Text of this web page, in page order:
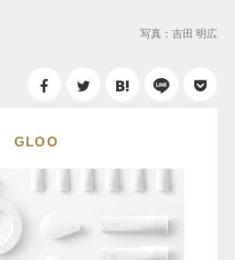
写真：吉田 明広
GLOO